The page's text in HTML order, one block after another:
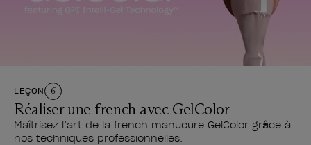
LEÇON 6
Réaliser une french avec GelColor
Maîtrisez l’art de la french manucure GelColor grâce à
nos techniques professionnelles.